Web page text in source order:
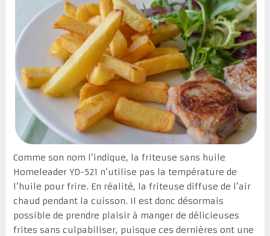
Comme son nom l’indique, la friteuse sans huile
Homeleader YD-521 n’utilise pas la température de
l’huile pour frire. En réalité, la friteuse diffuse de l’air
chaud pendant la cuisson. Il est donc désormais
possible de prendre plaisir à manger de délicieuses
frites sans culpabiliser, puisque ces dernières ont une